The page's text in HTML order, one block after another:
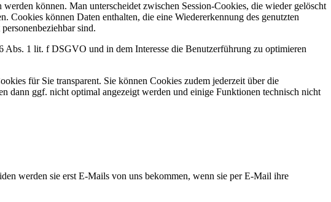
können. Man unterscheidet zwischen Session-Cookies, die wieder gelöscht
Cookies können Daten enthalten, die eine Wiedererkennung des genutzten
sind.
Abs. 1 lit. f DSGVO und in dem Interesse die Benutzerführung zu optimieren
für Sie transparent. Sie können Cookies zudem jederzeit über die
dann ggf. nicht optimal angezeigt werden und einige Funktionen technisch nicht
werden sie erst E-Mails von uns bekommen, wenn sie per E-Mail ihre